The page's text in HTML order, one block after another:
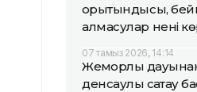
қорытындысы,
алмасулар нені
07 тамыз 2026, 14:14
Жемқорлық
денсаулық сақтау